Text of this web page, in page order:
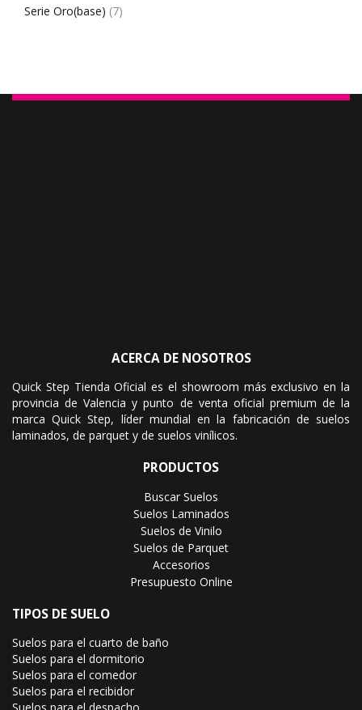
Serie Oro(base) (7)
ACERCA DE NOSOTROS
Quick Step Tienda Oficial es el showroom más exclusivo en la
provincia de Valencia y punto de venta oficial premium de la
marca Quick Step, líder mundial en la fabricación de suelos
laminados, de parquet y de suelos vinílicos.
PRODUCTOS
Buscar Suelos
Suelos Laminados
Suelos de Vinilo
Suelos de Parquet
Accesorios
Presupuesto Online
TIPOS DE SUELO
Suelos para el cuarto de baño
Suelos para el dormitorio
Suelos para el comedor
Suelos para el recibidor